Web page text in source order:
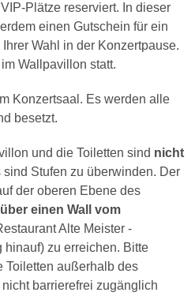
Plätze reserviert. In dieser
einen Gutschein für ein
Wahl in der Konzertpause.
Wallpavillon statt.
Konzertsaal. Es werden alle
besetzt.
und die Toiletten sind nicht
sind Stufen zu überwinden. Der
der oberen Ebene des
über einen Wall vom
Alte Meister -
zu erreichen. Bitte
Toiletten außerhalb des
barrierefrei zugänglich